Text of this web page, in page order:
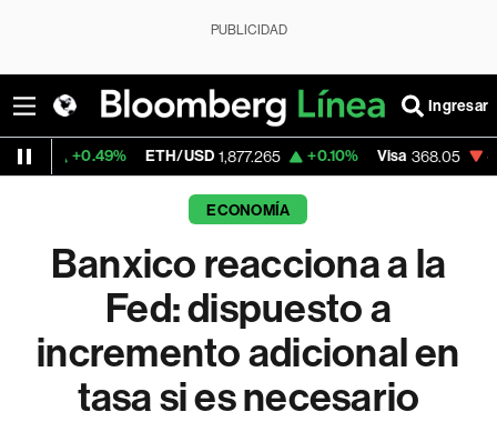
PUBLICIDAD
Ingresar
ETH/USD 1,877.265 +0.10% Visa 368.05 -0.42%
ECONOMÍA
Banxico reacciona a la
Fed: dispuesto a
incremento adicional en
tasa si es necesario